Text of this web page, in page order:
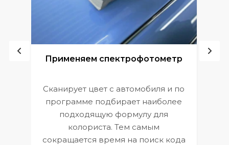
Применяем спектрофотометр
Сканирует цвет с автомобиля и по
программе подбирает наиболее
подходящую формулу для
колориста. Тем самым
сокращается время на поиск кода